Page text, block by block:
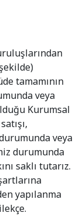
tamamının
veya
Kurumsal
veya
durumunda
saklı tutarız.
yapılanma